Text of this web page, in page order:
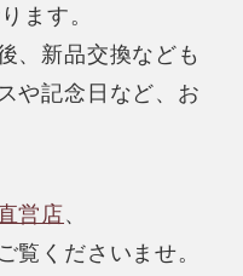
ます。
、新品交換なども
や記念日など、お
営店、
覧くださいませ。